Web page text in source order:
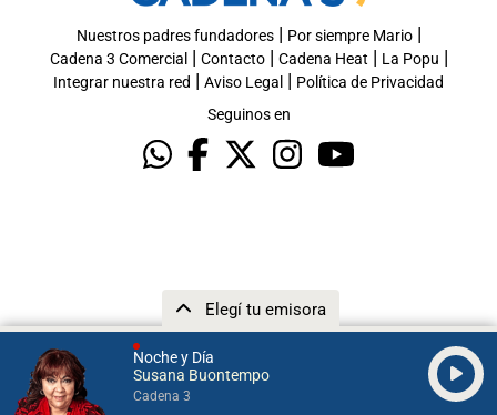
Noche y Día
Susana Buontempo
Cadena 3
Elegí tu emisora
Nuestros padres fundadores| Por siempre Mario|
Cadena 3 Comercial | Contacto| Cadena Heat | La Popu |
Integrar nuestra red | Aviso Legal | Política de Privacidad
Seguinos en